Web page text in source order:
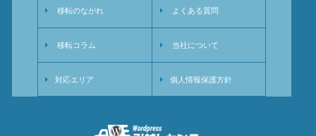
移転のながれ よくある質問
移転コラム 当社について
対応エリア 個人情報保護方針